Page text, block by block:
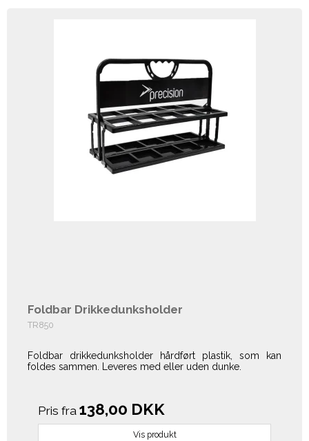
Foldbar Drikkedunksholder
TR850
Foldbar drikkedunksholder hårdført plastik, som kan
foldes sammen. Leveres med eller uden dunke.
Pris fra 138,00 DKK
Vis produkt